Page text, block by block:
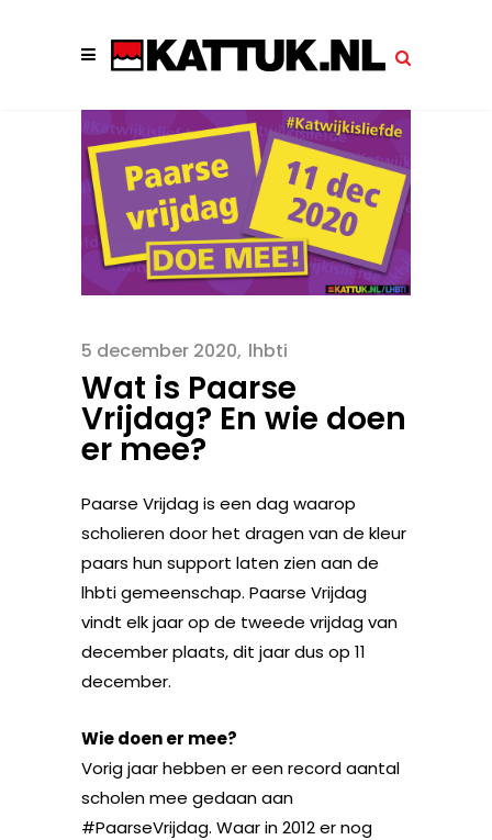
5 december 2020 lhbti
Wat is Paarse
Vrijdag? En wie doen
er mee?
Paarse Vrijdag is een dag waarop
scholieren door het dragen van de kleur
paars hun support laten zien aan de
lhbti gemeenschap. Paarse Vrijdag
vindt elk jaar op de tweede vrijdag van
december plaats, dit jaar dus op 11
december.
Wie doen er mee?
Vorig jaar hebben er een record aantal
scholen mee gedaan aan
#PaarseVrijdag. Waar in 2012 er nog